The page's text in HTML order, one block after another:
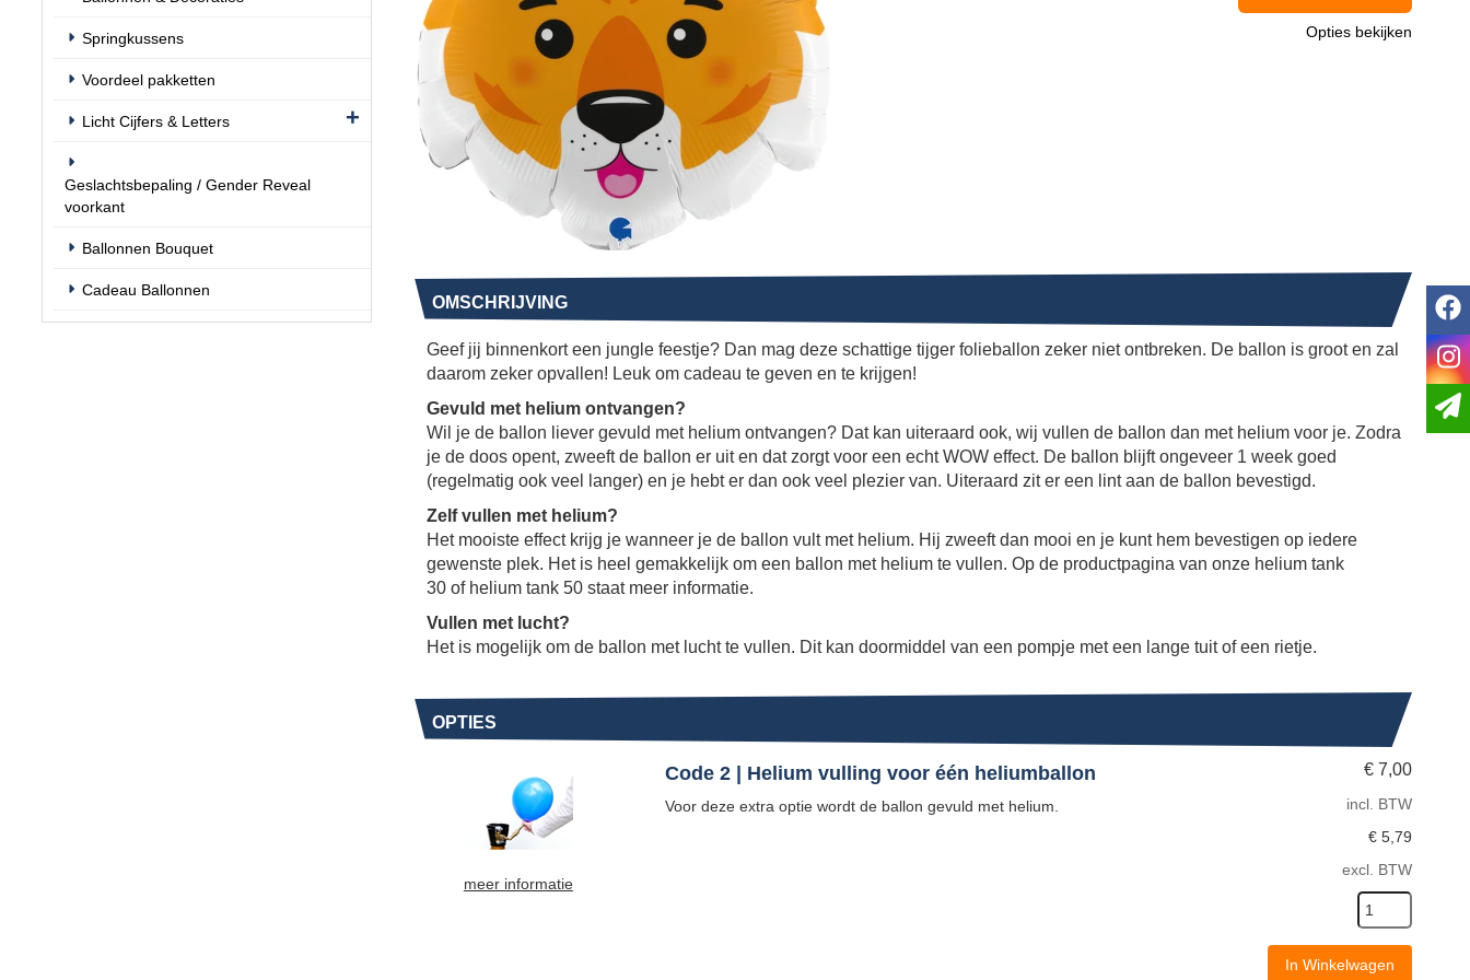
Springkussens
Voordeel pakketten
Licht Cijfers & Letters
Geslachtsbepaling / Gender Reveal
voorkant
Ballonnen Bouquet
Cadeau Ballonnen
Opties bekijken
OMSCHRIJVING
Geef jij binnenkort een jungle feestje? Dan mag deze schattige tijger folieballon zeker niet ontbreken. De ballon is groot en zal
daarom zeker opvallen! Leuk om cadeau te geven en te krijgen!
Gevuld met helium ontvangen?
Wil je de ballon liever gevuld met helium ontvangen? Dat kan uiteraard ook, wij vullen de ballon dan met helium voor je. Zodra
je de doos opent, zweeft de ballon er uit en dat zorgt voor een echt WOW effect. De ballon blijft ongeveer 1 week goed
(regelmatig ook veel langer) en je hebt er dan ook veel plezier van. Uiteraard zit er een lint aan de ballon bevestigd.
Zelf vullen met helium?
Het mooiste effect krijg je wanneer je de ballon vult met helium. Hij zweeft dan mooi en je kunt hem bevestigen op iedere
gewenste plek. Het is heel gemakkelijk om een ballon met helium te vullen. Op de productpagina van onze helium tank
30 of helium tank 50 staat meer informatie.
Vullen met lucht?
Het is mogelijk om de ballon met lucht te vullen. Dit kan doormiddel van een pompje met een lange tuit of een rietje.
OPTIES
meer informatie
€ 7,00
incl. BTW
€ 5,79
excl. BTW
In Winkelwagen
Code 2 | Helium vulling voor één heliumballon
Voor deze extra optie wordt de ballon gevuld met helium.